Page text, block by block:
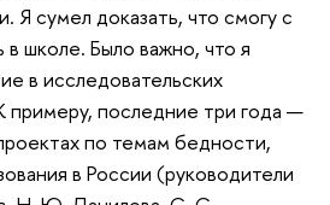
Я сумел доказать, что смогу с
в школе. Было важно, что я
в исследовательских
примеру, последние три года —
по темам бедности,
в России (руководители